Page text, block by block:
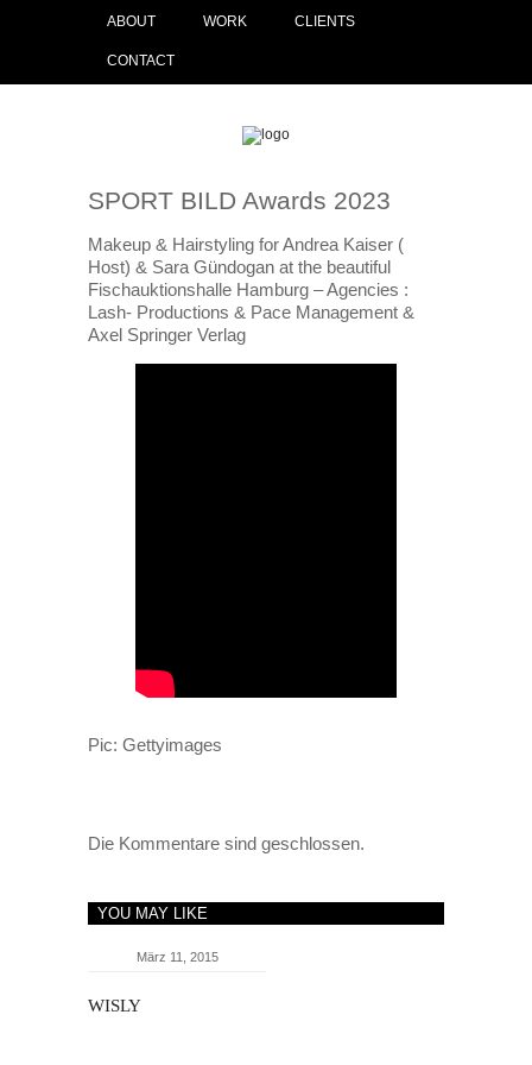
ABOUT WORK CLIENTS
CONTACT
SPORT BILD Awards 2023
Makeup & Hairstyling for Andrea Kaiser (
Host) & Sara Gündogan at the beautiful
Fischauktionshalle Hamburg – Agencies :
Lash- Productions & Pace Management &
Axel Springer Verlag
Pic: Gettyimages
Die Kommentare sind geschlossen.
YOU MAY LIKE
März 11, 2015
WISLY